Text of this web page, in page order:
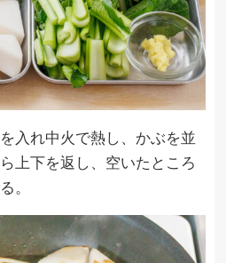
入れ中火で熱し、かぶを並
上下を返し、空いたところ
。